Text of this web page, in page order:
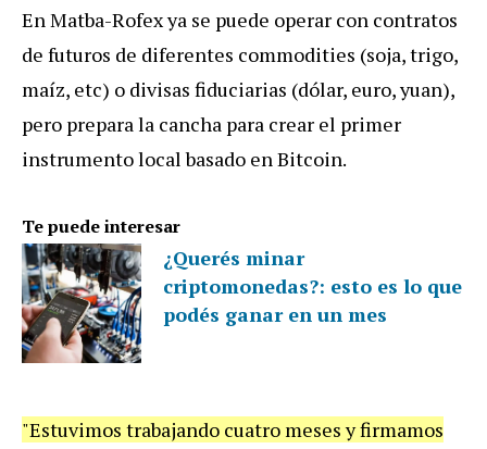
En Matba-Rofex ya se puede operar con contratos
de futuros de diferentes commodities (soja, trigo,
maíz, etc) o divisas fiduciarias (dólar, euro, yuan),
pero prepara la cancha para crear el primer
instrumento local basado en Bitcoin.
Te puede interesar
¿Querés minar
criptomonedas?: esto es lo que
podés ganar en un mes
"Estuvimos trabajando cuatro meses y firmamos